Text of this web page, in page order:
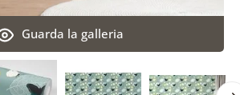
Guarda la galleria